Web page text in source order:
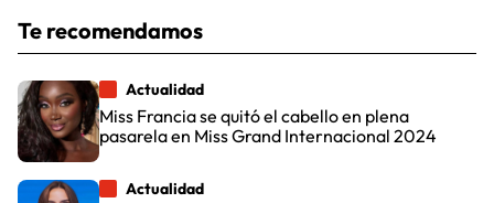
Te recomendamos
Actualidad
Miss Francia se quitó el cabello en plena
pasarela en Miss Grand Internacional 2024
Actualidad